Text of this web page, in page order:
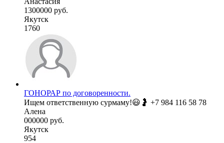
1300000 руб.
Якутск
1760
ГОНОРАР по договоренности.
Ищем ответственную сурмаму!😃🤰 +7 984 116 58 78
Алена
000000 руб.
Якутск
954